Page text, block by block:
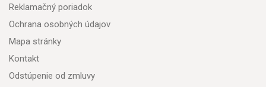
Reklamačný poriadok
Ochrana osobných údajov
Mapa stránky
Kontakt
Odstúpenie od zmluvy